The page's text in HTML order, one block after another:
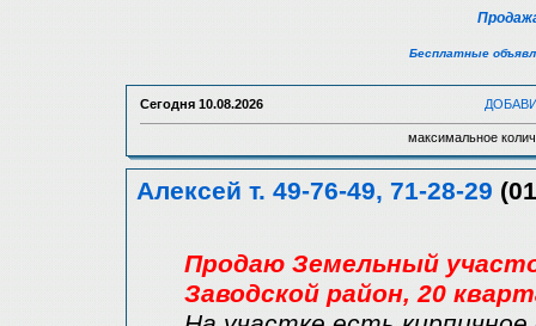
Бесплатные
Сегодня 10.08.2026
максимальное
Алексей т. 49-76-49, 71-28-29
Продаю Земельный
Заводской район, 20